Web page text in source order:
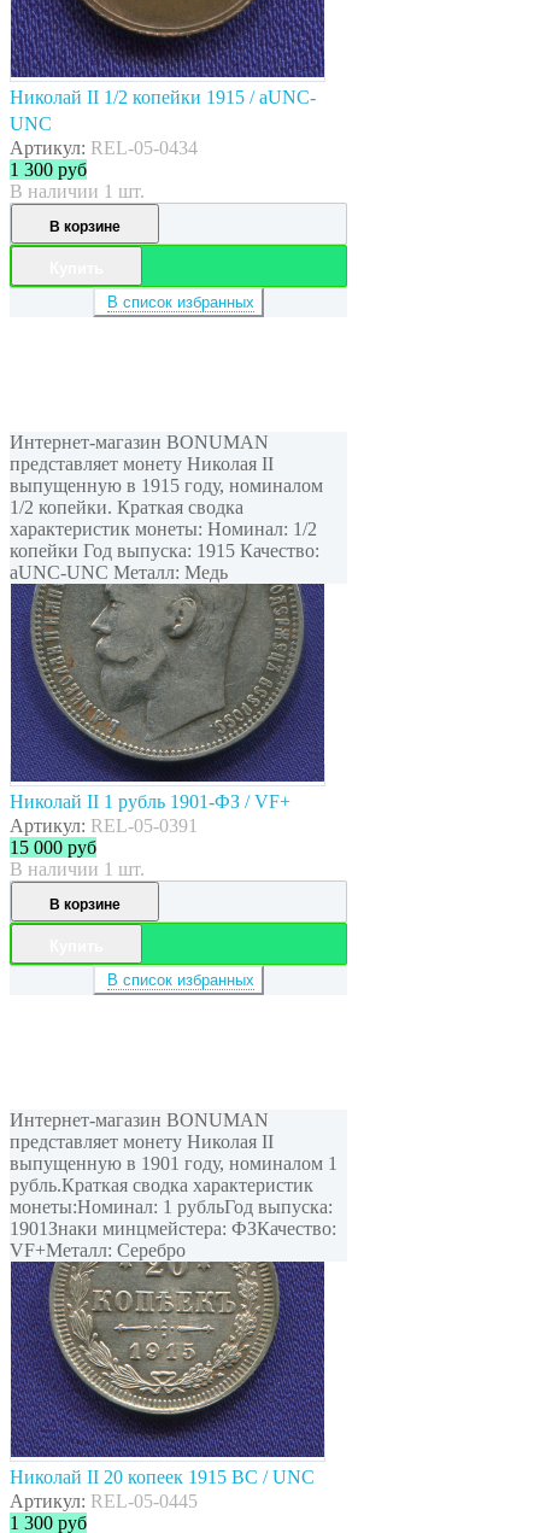
Николай II 1/2 копейки 1915 / aUNC-
UNC
Артикул: REL-05-0434
1 300 руб
В наличии 1 шт.
В корзине
В список избранных
Интернет-магазин BONUMAN
представляет монету Николая II
выпущенную в 1915 году, номиналом
1/2 копейки. Краткая сводка
характеристик монеты: Номинал: 1/2
копейки Год выпуска: 1915 Качество:
aUNC-UNC Металл: Медь
Николай II 1 рубль 1901-ФЗ / VF+
Артикул: REL-05-0391
15 000 руб
В наличии 1 шт.
В корзине
В список избранных
Интернет-магазин BONUMAN
представляет монету Николая II
выпущенную в 1901 году, номиналом 1
рубль.Краткая сводка характеристик
монеты:Номинал: 1 рубльГод выпуска:
1901Знаки минцмейстера: ФЗКачество:
VF+Металл: Серебро
Николай II 20 копеек 1915 ВС / UNC
Артикул: REL-05-0445
1 300 руб